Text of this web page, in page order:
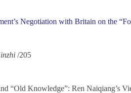
Negotiation with Britain on the
/205
“Old Knowledge”: Ren Naiqiang’s